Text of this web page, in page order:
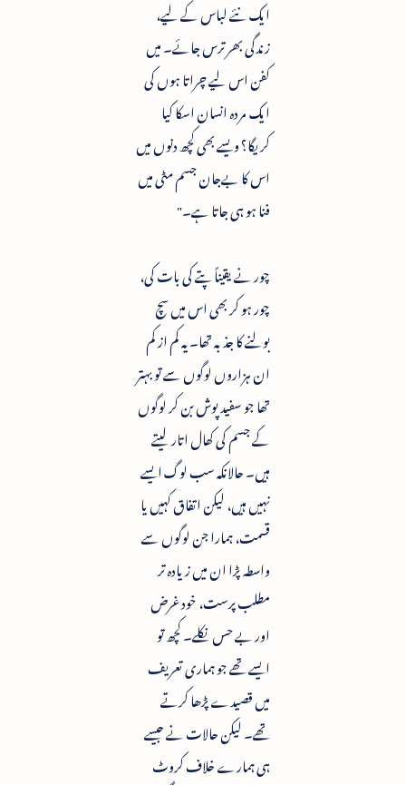
ایک نئے لباس کے لیے،
زندگی بھر ترس جائے۔ میں
کفن اس لیے چراتا ہوں کی
ایک مردہ انسان اسکا کیا
کریگا؟ ویسے بھی کچھ دنوں میں
اس کا بےجان جسم مٹی میں
فنا ہو ہی جاتا ہے۔"
چور نے یقیناً پتے کی بات کی،
چور ہو کر بھی اس میں سچ
بولنے کا جذبہ تھا۔ یہ کم از کم
ان ہزاروں لوگوں سے تو بہتر
تھا جو سفید پوش بن کر لوگوں
کے جسم کی کھال اتار لیتے
ہیں۔ حالانکہ سب لوگ ایسے
نہیں ہیں، لیکن اتفاق کہیں یا
قسمت، ہمارا جن لوگوں سے
واسطہ پڑا ان میں زیادہ تر
مطلب پرست، خود غرض
اور بے حس نکلے۔ کچھ تو
ایسے تھے جو ہماری تعریف
میں قصیدے پڑھا کرتے
تھے۔ لیکن حالات نے جیسے
ہی ہمارے خلاف کروٹ